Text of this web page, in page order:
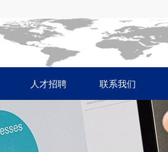
人才招聘 联系我们